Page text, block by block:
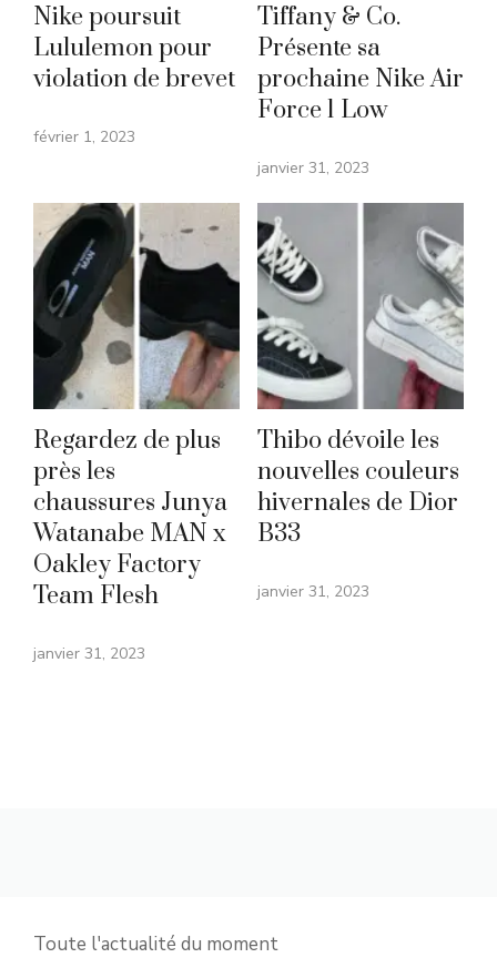
Nike poursuit
Lululemon pour
violation de brevet
février 1, 2023
Tiffany & Co.
Présente sa
prochaine Nike Air
Force 1 Low
janvier 31, 2023
Regardez de plus
près les
chaussures Junya
Watanabe MAN x
Oakley Factory
Team Flesh
janvier 31, 2023
Thibo dévoile les
nouvelles couleurs
hivernales de Dior
B33
janvier 31, 2023
Toute l'actualité du moment